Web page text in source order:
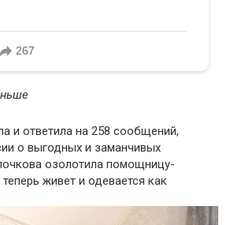
и ответила на 258 сообщений,
о выгодных и заманчивых
озолотила помощницу-
живет и одевается как